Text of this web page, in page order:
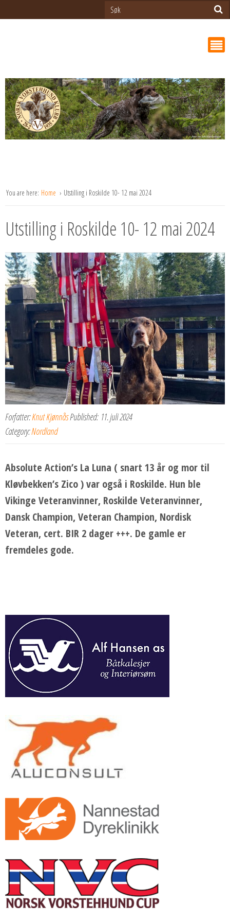
You are here: Home Utstilling i Roskilde 10- 12 mai 2024
Utstilling i Roskilde 10- 12 mai 2024
Forfatter:Knut KjønnåsPublished: 11. juli 2024
Category:Nordland
Absolute Action’s La Luna ( snart 13 år og mor til
Kløvbekken’s Zico ) var også i Roskilde. Hun ble
Vikinge Veteranvinner, Roskilde Veteranvinner,
Dansk Champion, Veteran Champion, Nordisk
Veteran, cert. BIR 2 dager +++. De gamle er
fremdeles gode.